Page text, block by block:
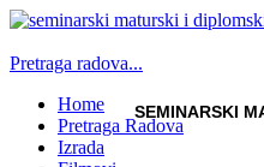
SEMINARSKI
Pretraga radova...
Home
Pretraga Radova
Izrada